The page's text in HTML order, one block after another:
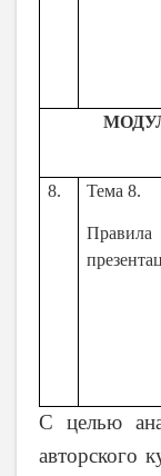
8. Тема 8.
С целью
авторского